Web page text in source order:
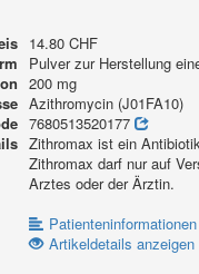
14.80 CHF
Pulver zur Herstellung
200 mg
Azithromycin (J01FA10)
7680513520177
Zithromax ist ein
Zithromax darf nur auf
Arztes oder der Ärztin.
Artikeldetails anzeigen